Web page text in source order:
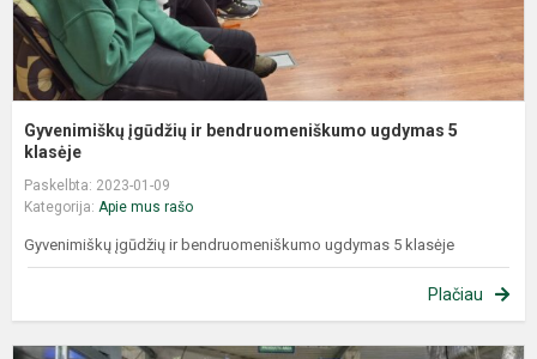
Gyvenimiškų įgūdžių ir bendruomeniškumo ugdymas 5
klasėje
Paskelbta: 2023-01-09
Kategorija: Apie mus rašo
Gyvenimiškų įgūdžių ir bendruomeniškumo ugdymas 5 klasėje
Plačiau